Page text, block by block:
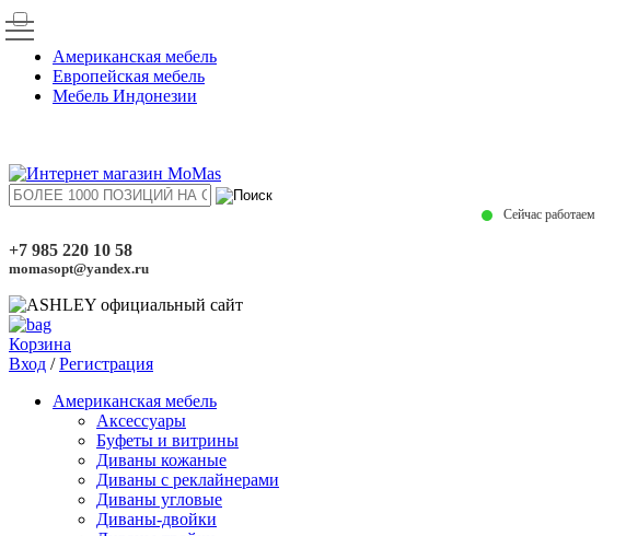
Американская мебель
Европейская мебель
Мебель Индонезии
Сейчас работаем
+7 985 220 10 58
momasopt@yandex.ru
Корзина
Вход /Регистрация
Американская мебель
Аксессуары
Буфеты и витрины
Диваны кожаные
Диваны с реклайнерами
Диваны угловые
Диваны-двойки